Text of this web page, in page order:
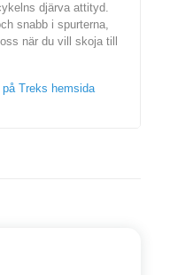
djärva attityd.
snabb i spurterna,
när du vill skoja till
Treks hemsida